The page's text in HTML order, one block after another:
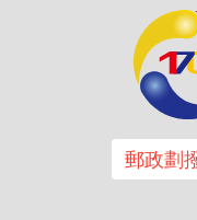
郵政劃